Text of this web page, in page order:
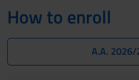
How to enroll
A.A.